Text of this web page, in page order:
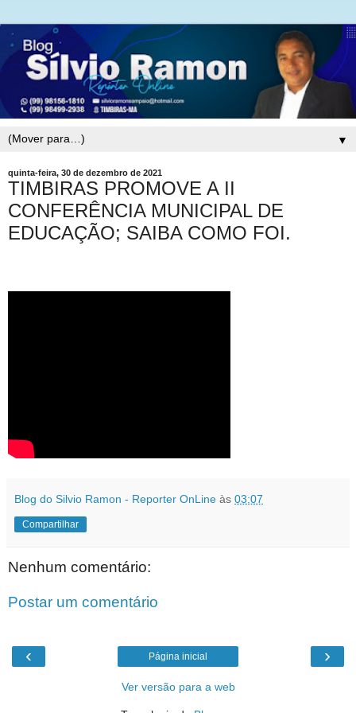
▼
quinta-feira, 30 de dezembro de 2021
TIMBIRAS PROMOVE A II
CONFERÊNCIA MUNICIPAL DE
EDUCAÇÃO; SAIBA COMO FOI.
Blog do Silvio Ramon - Reporter OnLine às 03:07
Compartilhar
Nenhum comentário:
Postar um comentário
‹ ›
Página inicial
Ver versão para a web